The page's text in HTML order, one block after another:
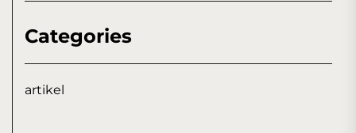
Categories
artikel